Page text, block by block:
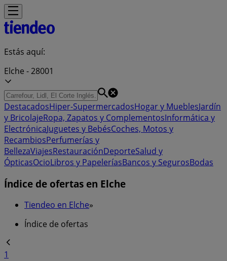
Estás aquí:
Elche - 28001
DestacadosHiper-SupermercadosHogar y MueblesJardín
y BricolajeRopa, Zapatos y ComplementosInformática y
ElectrónicaJuguetes y BebésCoches, Motos y
RecambiosPerfumerías y
BellezaViajesRestauraciónDeporteSalud y
ÓpticasOcioLibros y PapeleríasBancos y SegurosBodas
Índice de ofertas en Elche
Tiendeo en Elche»
Índice de ofertas
1